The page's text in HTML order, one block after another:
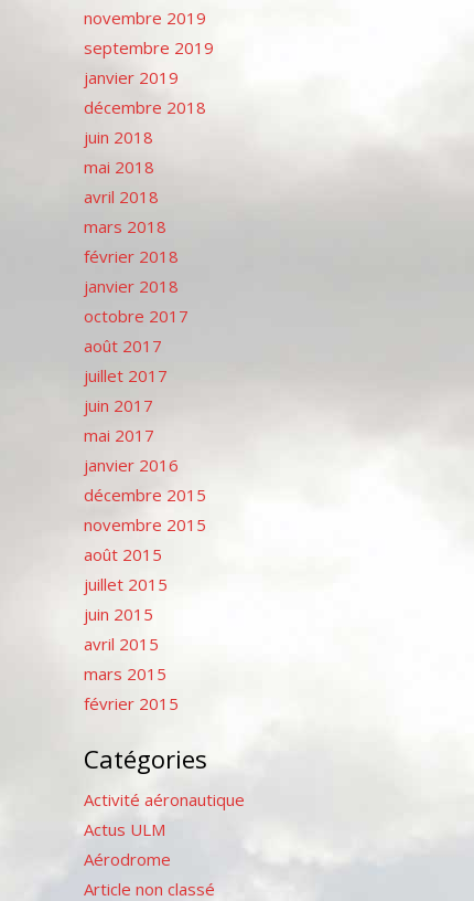
novembre 2019
septembre 2019
janvier 2019
décembre 2018
juin 2018
mai 2018
avril 2018
mars 2018
février 2018
janvier 2018
octobre 2017
août 2017
juillet 2017
juin 2017
mai 2017
janvier 2016
décembre 2015
novembre 2015
août 2015
juillet 2015
juin 2015
avril 2015
mars 2015
février 2015
Catégories
Activité aéronautique
Actus ULM
Aérodrome
Article non classé